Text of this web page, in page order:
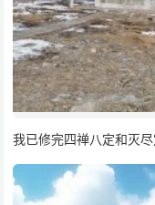
我已修完四禅八定和灭